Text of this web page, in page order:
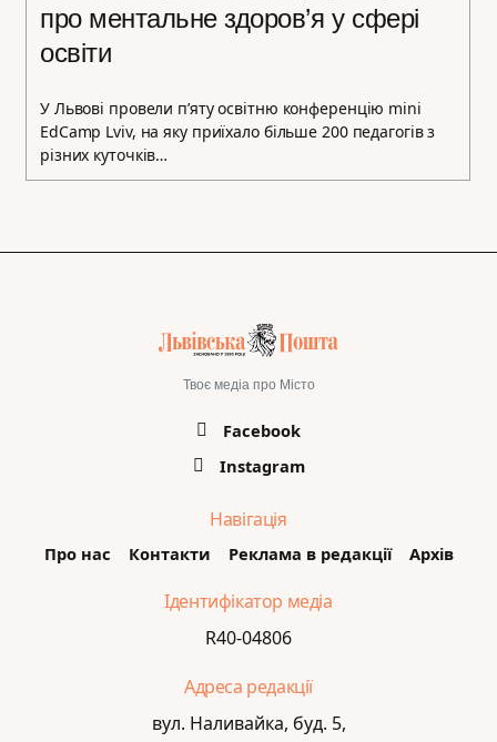
про ментальне здоров’я у сфері
освіти
У Львові провели п’яту освітню конференцію mini
EdCamp Lviv, на яку приїхало більше 200 педагогів з
різних куточків…
Твоє медіа про Місто
Facebook
Instagram
Навігація
Про нас Контакти Реклама в редакції Архів
Ідентифікатор медіа
R40-04806
Адреса редакції
вул. Наливайка, буд. 5,